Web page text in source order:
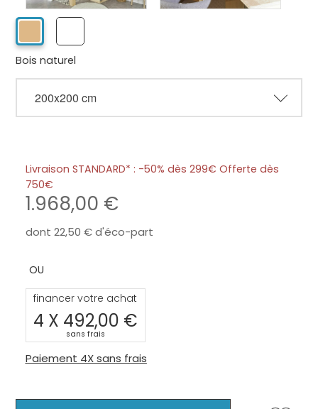
Bois naturel
Livraison STANDARD* : -50% dès 299€ Offerte dès
750
1.968,00
dont 22,50d'éco-part
financer votre achat
4 X 492,00
sans frais
Paiement 4X sans frais